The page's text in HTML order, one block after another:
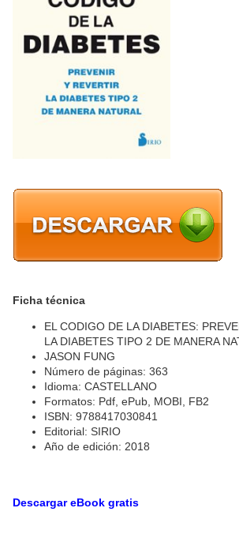
Ficha técnica
EL CODIGO DE LA DIABETES:
LA DIABETES TIPO 2 DE MANERA
JASON FUNG
Número de páginas: 363
Idioma: CASTELLANO
Formatos: Pdf, ePub, MOBI, FB2
ISBN: 9788417030841
Editorial: SIRIO
Año de edición: 2018
Descargar eBook gratis